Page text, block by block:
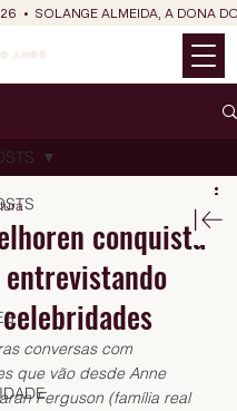
•  SOLANGE ALMEIDA, A DONA
conquista
conversas com
que vão desde Anne
Ferguson (família real